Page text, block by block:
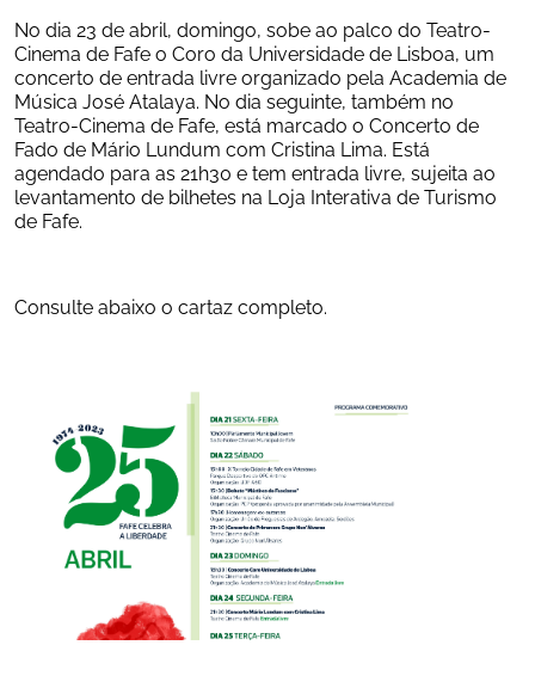
No dia 23 de abril, domingo, sobe ao palco do Teatro-
Cinema de Fafe o Coro da Universidade de Lisboa, um
concerto de entrada livre organizado pela Academia de
Música José Atalaya. No dia seguinte, também no
Teatro-Cinema de Fafe, está marcado o Concerto de
Fado de Mário Lundum com Cristina Lima. Está
agendado para as 21h30 e tem entrada livre, sujeita ao
levantamento de bilhetes na Loja Interativa de Turismo
de Fafe.
Consulte abaixo o cartaz completo.